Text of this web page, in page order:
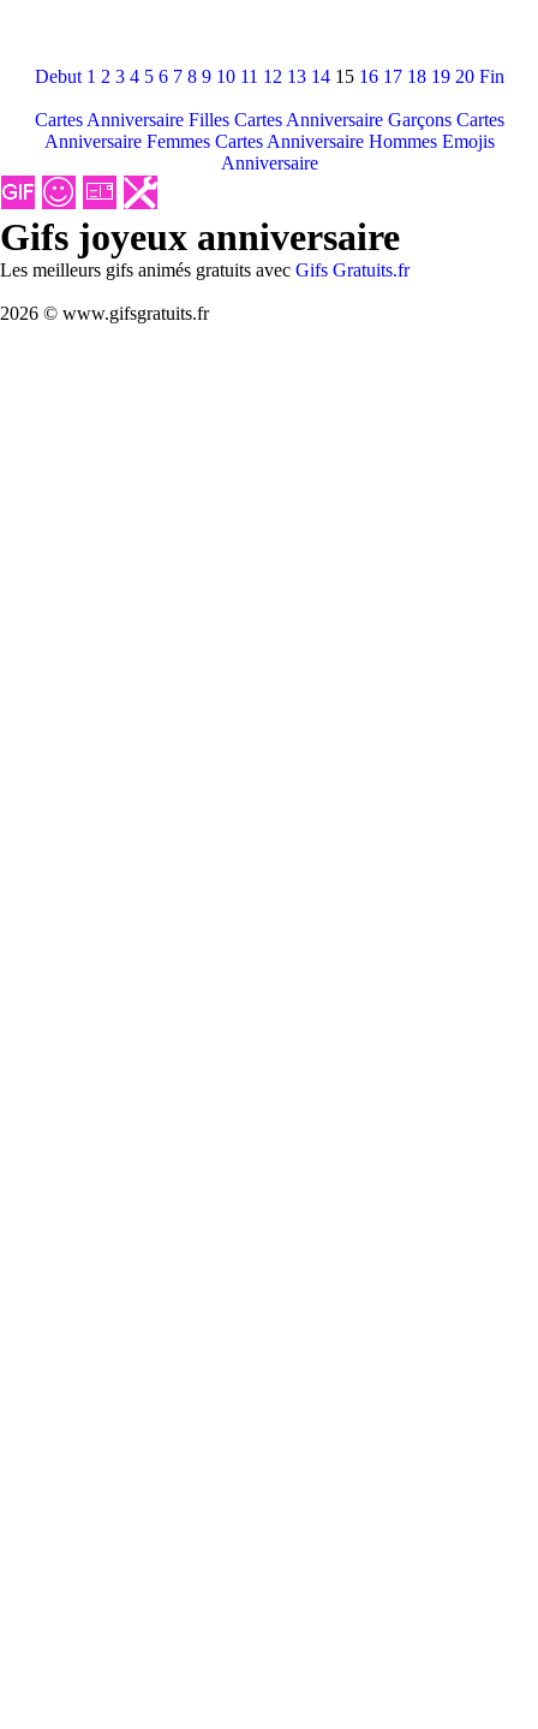
Debut 1 2 3 4 5 6 7 8 9 10 11 12 13 14 15 16 17 18 19 20 Fin
Cartes Anniversaire Filles Cartes Anniversaire Garçons Cartes
Anniversaire Femmes Cartes Anniversaire Hommes Emojis
Anniversaire
Gifs joyeux anniversaire
Les meilleurs gifs animés gratuits avec Gifs Gratuits.fr
2026 © www.gifsgratuits.fr